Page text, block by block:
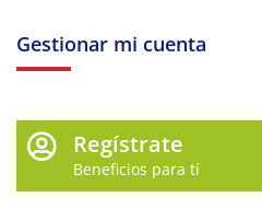
Gestionar mi cuenta
Regístrate
Beneficios para tí